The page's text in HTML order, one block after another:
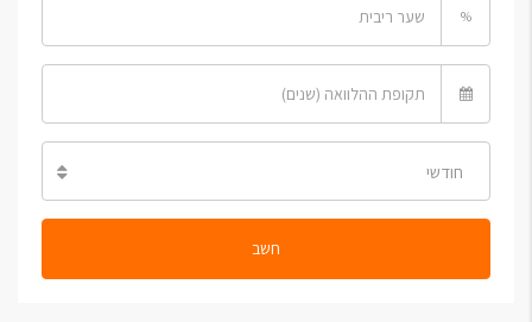
%
חודשי
חשב